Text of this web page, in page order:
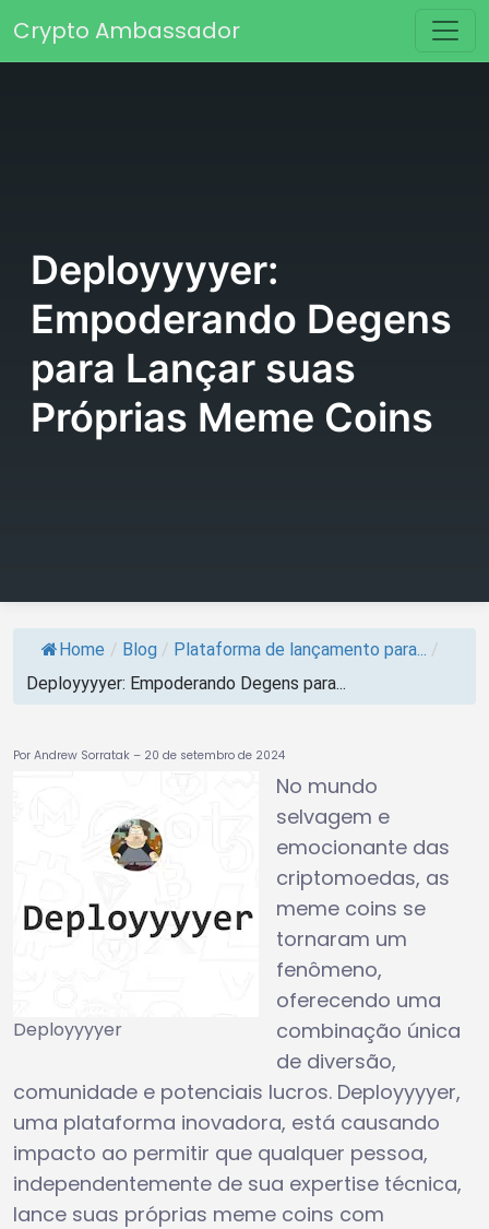
Navegação principal
Crypto Ambassador
Deployyyyer:
Empoderando Degens
para Lançar suas
Próprias Meme Coins
Home / Blog / Plataforma de lançamento para... /
Deployyyyer: Empoderando Degens para...
Por Andrew Sorratak – 20 de setembro de 2024
Deployyyyer
No mundo
selvagem e
emocionante das
criptomoedas, as
meme coins se
tornaram um
fenômeno,
oferecendo uma
combinação única
de diversão,
comunidade e potenciais lucros. Deployyyyer,
uma plataforma inovadora, está causando
impacto ao permitir que qualquer pessoa,
independentemente de sua expertise técnica,
lance suas próprias meme coins com